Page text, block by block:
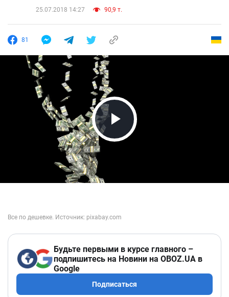
25.07.2018 14:27
90,9 т.
81
Play Video
Будьте первыми в курсе главного –
подпишитесь на Новини на OBOZ.UA в
Google
Подписаться